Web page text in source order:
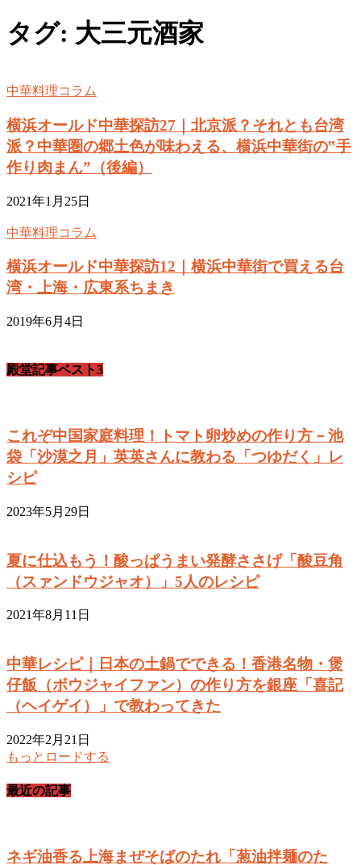
タグ: 大三元酒家
中華料理コラム
横浜オールド中華探訪27｜北京派？それとも台湾
派？中華圏の郷土色が味わえる、横浜中華街の‟手
作り肉まん”（後編）
2021年1月25日
中華料理コラム
横浜オールド中華探訪12｜横浜中華街で買える台
湾・上海・広東系ちまき
2019年6月4日
殿堂記事ベスト3
これぞ中国家庭料理！トマト卵炒めの作り方－池
袋「沙漠之月」英英さんに教わる「つゆだく」レ
シピ
2023年5月29日
夏に仕込もう！酸っぱうまい発酵ささげ「酸豆角
（スァンドウジャオ）」5人のレシピ
2021年8月11日
中華レシピ｜日本の土鍋でできる！香港名物・煲
仔飯（ボウジャイファン）の作り方を銀座「喜記
（ヘイゲイ）」で教わってきた
2022年2月21日
もっとロードする
最近の記事
ネギ油香る上海まぜそばのたれ「葱油拌麺のた